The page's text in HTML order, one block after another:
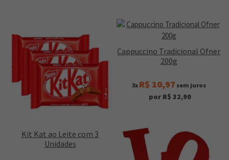
Kit Kat ao Leite com 3
Unidades
Cappuccino Tradicional Ofner
200g
3x R$ 10,97 sem juros
por R$ 32,90